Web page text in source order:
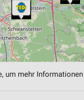
um mehr